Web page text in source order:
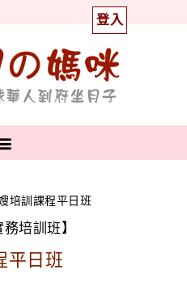
登入
培訓課程平日班
培訓班】
平日班